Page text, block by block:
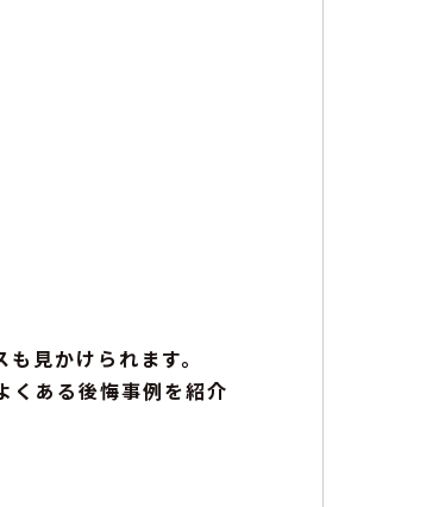
見かけられます。
くある後悔事例を紹介